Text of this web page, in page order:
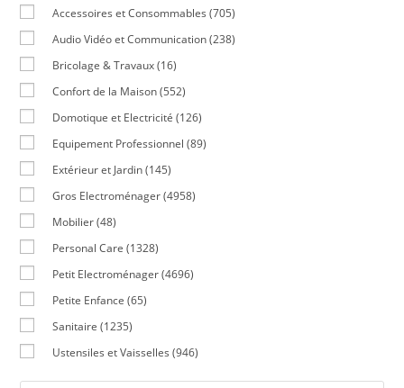
Accessoires et Consommables (705)
Audio Vidéo et Communication (238)
Bricolage & Travaux (16)
Confort de la Maison (552)
Domotique et Electricité (126)
Equipement Professionnel (89)
Extérieur et Jardin (145)
Gros Electroménager (4958)
Mobilier (48)
Personal Care (1328)
Petit Electroménager (4696)
Petite Enfance (65)
Sanitaire (1235)
Ustensiles et Vaisselles (946)